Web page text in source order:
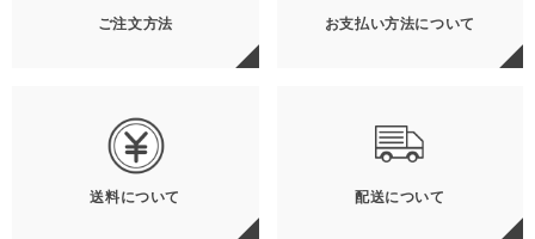
ご注文方法 お支払い方法について
送料について 配送について